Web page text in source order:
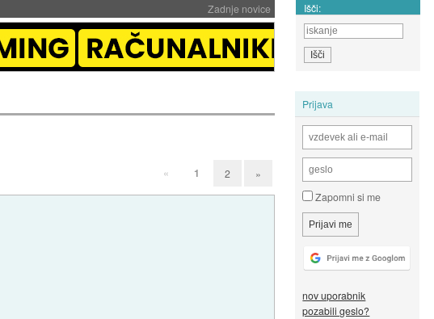
Zadnje novice Išči:
Prijava
Zapomni si me
nov uporabnik
pozabili geslo?
« 1 2 »